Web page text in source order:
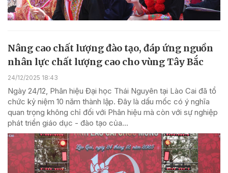
Nâng cao chất lượng đào tạo, đáp ứng nguồn
nhân lực chất lượng cao cho vùng Tây Bắc
24/12/2025 18:43
Ngày 24/12, Phân hiệu Đại học Thái Nguyên tại Lào Cai đã tổ
chức kỷ niệm 10 năm thành lập. Đây là dấu mốc có ý nghĩa
quan trọng không chỉ đối với Phân hiệu mà còn với sự nghiệp
phát triển giáo dục - đào tạo của...